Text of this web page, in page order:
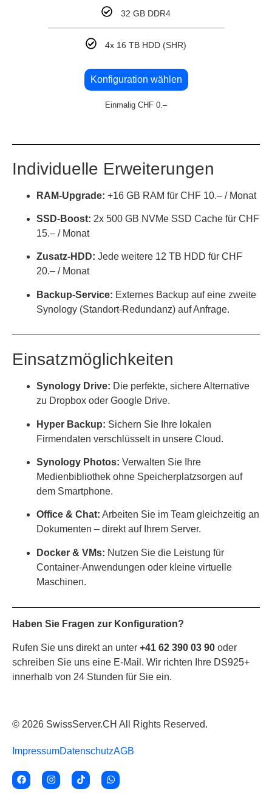
32 GB DDR4
4x 16 TB HDD (SHR)
Konfiguration wählen
Einmalig CHF 0.–
Individuelle Erweiterungen
RAM-Upgrade: +16 GB RAM für CHF 10.– / Monat
SSD-Boost: 2x 500 GB NVMe SSD Cache für CHF
15.– / Monat
Zusatz-HDD: Jede weitere 12 TB HDD für CHF
20.– / Monat
Backup-Service: Externes Backup auf eine zweite
Synology (Standort-Redundanz) auf Anfrage.
Einsatzmöglichkeiten
Synology Drive: Die perfekte, sichere Alternative
zu Dropbox oder Google Drive.
Hyper Backup: Sichern Sie Ihre lokalen
Firmendaten verschlüsselt in unsere Cloud.
Synology Photos: Verwalten Sie Ihre
Medienbibliothek ohne Speicherplatzsorgen auf
dem Smartphone.
Office & Chat: Arbeiten Sie im Team gleichzeitig an
Dokumenten – direkt auf Ihrem Server.
Docker & VMs: Nutzen Sie die Leistung für
Container-Anwendungen oder kleine virtuelle
Maschinen.
Haben Sie Fragen zur Konfiguration?
Rufen Sie uns direkt an unter +41 62 390 03 90 oder
schreiben Sie uns eine E-Mail. Wir richten Ihre DS925+
innerhalb von 24 Stunden für Sie ein.
© 2026 SwissServer.CH All Rights Reserved.
ImpressumDatenschutzAGB